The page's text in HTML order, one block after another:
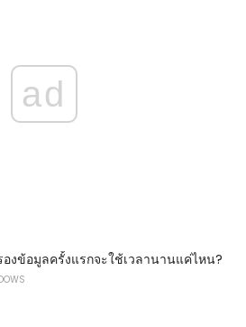
ad
องข้อมูลครั้งแรกจะใช้เวลานานแค่ไหน?